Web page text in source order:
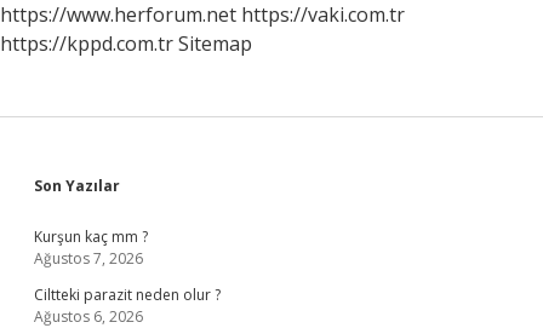
https://www.herforum.net https://vaki.com.tr
https://kppd.com.trSitemap
Sidebar
Son Yazılar
Kurşun kaç mm ?
Ağustos 7, 2026
Ciltteki parazit neden olur ?
Ağustos 6, 2026